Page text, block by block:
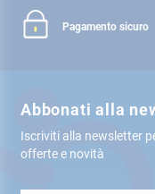
Pagamento sicuro
Abbonati alla
Iscriviti alla newsletter
offerte e novità